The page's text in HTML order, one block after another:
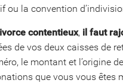
ou la convention
contentieux, il faut
de vos deux caisses de
le montant et l’origine
que vous vous êtes